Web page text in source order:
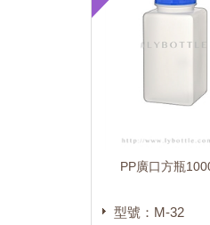
PP廣口方瓶
型號：M-32